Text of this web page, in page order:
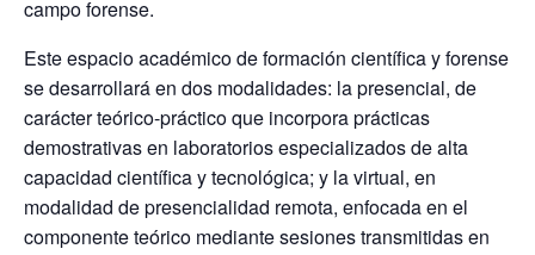
campo forense.
Este espacio académico de formación científica y forense
se desarrollará en dos modalidades: la presencial, de
carácter teórico-práctico que incorpora prácticas
demostrativas en laboratorios especializados de alta
capacidad científica y tecnológica; y la virtual, en
modalidad de presencialidad remota, enfocada en el
componente teórico mediante sesiones transmitidas en